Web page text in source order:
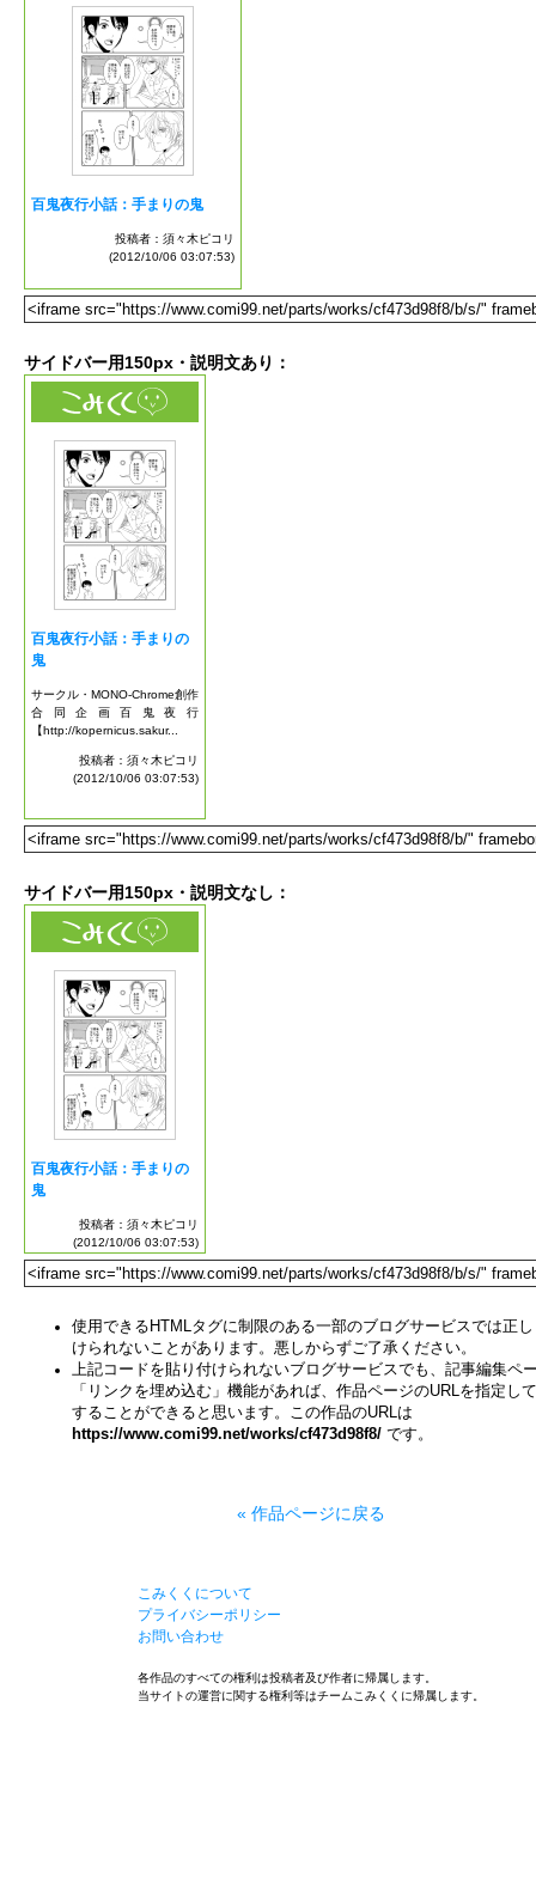
サイドバー用150px・説明文あり：
サイドバー用150px・説明文なし：
使用できるHTMLタグに制限のある一部のブログサービスでは正
けられないことがあります。悪しからずご了承ください。
上記コードを貼り付けられないブログサービスでも、記事編集ペ
「リンクを埋め込む」機能があれば、作品ページのURLを指定し
することができると思います。この作品のURLは
https://www.comi99.net/works/cf473d98f8/ です。
« 作品ページに戻る
こみくくについて
プライバシーポリシー
お問い合わせ
各作品のすべての権利は投稿者及び作者に帰属します。
当サイトの運営に関する権利等はチームこみくくに帰属します。